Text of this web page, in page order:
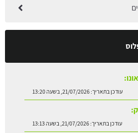
עודכן בתאריך:21/07/2026, בשעה 13:20
עודכן בתאריך:21/07/2026, בשעה 13:13